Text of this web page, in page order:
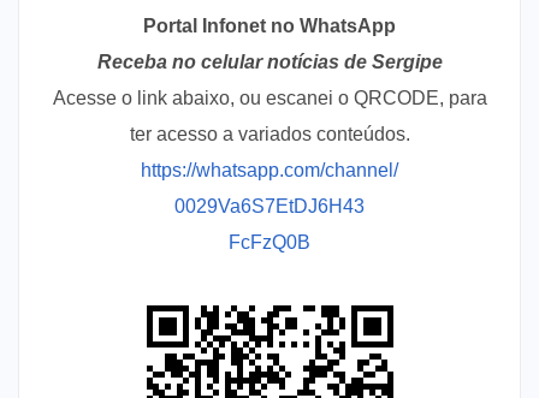
Portal Infonet no WhatsApp
Receba no celular notícias de Sergipe
Acesse o link abaixo, ou escanei o QRCODE, para
ter acesso a variados conteúdos.
https://whatsapp.com/channel/
0029Va6S7EtDJ6H43
FcFzQ0B